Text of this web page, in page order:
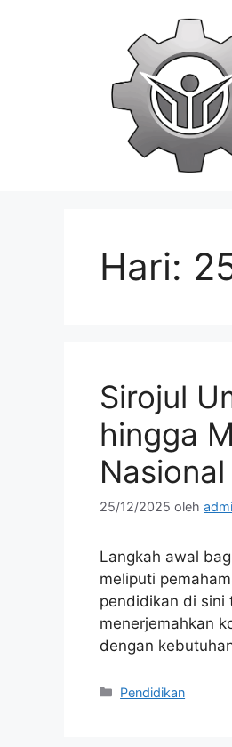
Hari:
Sirojul
hingga
Nasional
25/12/2025 oleh
Langkah awal
meliputi
pendidikan di sini
menerjemahkan
dengan
Kategori
Pendidikan